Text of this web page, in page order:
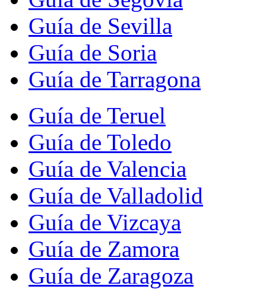
Guía de Sevilla
Guía de Soria
Guía de Tarragona
Guía de Teruel
Guía de Toledo
Guía de Valencia
Guía de Valladolid
Guía de Vizcaya
Guía de Zamora
Guía de Zaragoza